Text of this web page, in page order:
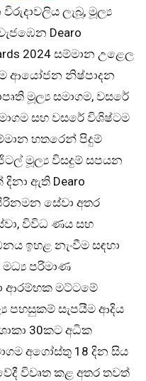
ලැබූ, මූල්‍ය
Dearo
2024 සම්මාන උළෙල
ආයෝජන නිෂ්පාදන
මූල්‍ය සමාගම, වසරේ
සහ වසරේ විශිෂ්ටම
හතරෙන් පිදුම්
මූල්‍ය විසදුම් සපයන
ඇති Dearo
සේවා අතර
විවිධ ණය සහ
ඉහළ නැංවීම සඳහා
පරිමාණ
ආරම්භක මට්ටමේ
පහසුකම් සැපයීම ආදිය
30කට අධික
අගෝස්තු 18 දින සිය
විවෘත කළ අතර තවත්